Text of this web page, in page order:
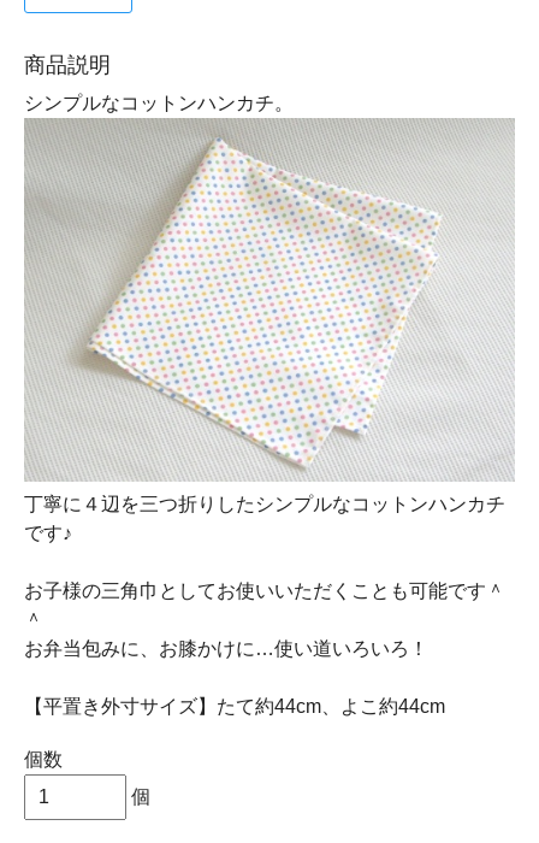
商品説明
シンプルなコットンハンカチ。
丁寧に４辺を三つ折りしたシンプルなコットンハンカチ
です♪
お子様の三角巾としてお使いいただくことも可能です＾
＾
お弁当包みに、お膝かけに…使い道いろいろ！
【平置き外寸サイズ】たて約44cm、よこ約44cm
個数
個